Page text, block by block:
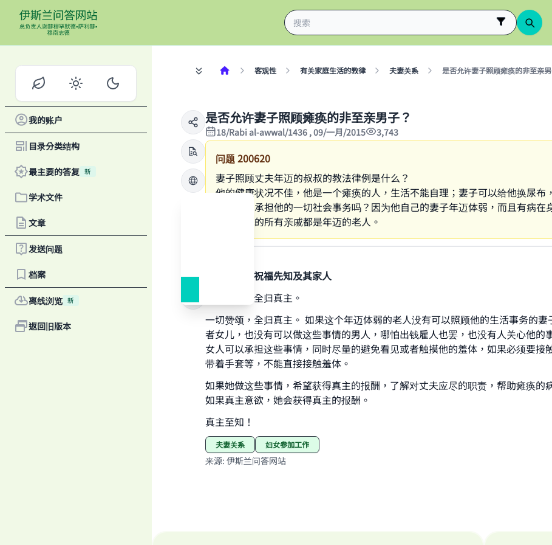
我的账户
目录分类结构
最主要的答复 新
学术文件
文章
发送问题
档案
离线浏览 新
返回旧版本
客观性 有关家庭生活的教律 夫妻关系 是否允许妻子照顾瘫痪的非至亲
是否允许妻子照顾瘫痪的非至亲男子？
18/Rabi al-awwal/1436 , 09/一月/2015 3,743
问题200620
妻子照顾丈夫年迈的叔叔的教法律例是什么？
他的健康状况不佳，他是一个瘫痪的人，生活不能自理；妻子可以给他换尿布
的衣服，承担他的一切社会事务吗？因为他自己的妻子年迈体弱，而且有病在
顾他，他的所有亲戚都是年迈的老人。
感谢真主，祝福先知及其家人
一切赞颂，全归真主。
一切赞颂，全归真主。 如果这个年迈体弱的老人没有可以照顾他的生活事务的妻
者女儿，也没有可以做这些事情的男人，哪怕出钱雇人也罢，也没有人关心他的
女人可以承担这些事情，同时尽量的避免看见或者触摸他的羞体，如果必须要接
带着手套等，不能直接接触羞体。
如果她做这些事情，希望获得真主的报酬，了解对丈夫应尽的职责，帮助瘫痪的
如果真主意欲，她会获得真主的报酬。
真主至知！
夫妻关系 妇女参加工作
来源: 伊斯兰问答网站
Make an impact on millions of lives with
Your support is crucial for our mission.
The Prophet (ﷺ) said:
"A person who leads others to doing what is good will earn the
same reward as those who do it."